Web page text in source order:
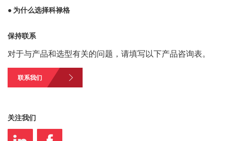
● 为什么选择科禄格
保持联系
对于与产品和选型有关的问题，请填写以下产品咨询表。
联系我们
关注我们